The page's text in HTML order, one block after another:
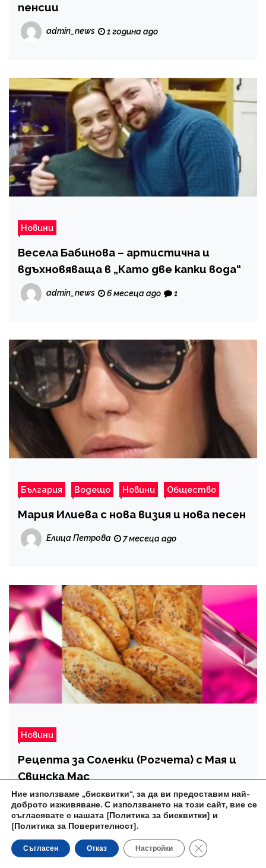
пенсии
admin_news 1 година ago
Новини
Весела Бабинова – артистична и
вдъхновяваща в „Като две капки вода“
admin_news 6 месеца ago 1
България Водещо Новини Общество
Мария Илиева с нова визия и нова песен
Елица Петрова 7 месеца ago
Новини
Рецепта за Соленки (Рогчета) с Мая и
Свинска Мас
admin_news 1 година ago
Ние използваме „бисквитки“, за да ви предоставим най-
доброто изживяване. С използването на този сайт, вие се
съгласявате с нашата [Политика за бисквитки] и
[Политика за Поверителност].
Съгласен Отказ Настройки Close GDPR